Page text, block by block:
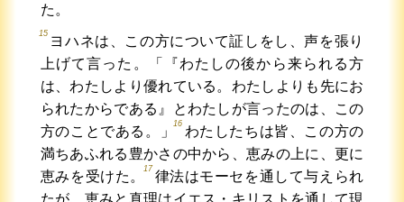
た。
15
ヨハネは、この方について証しをし、声を張り
上げて言った。「『わたしの後から来られる方
は、わたしより優れている。わたしよりも先にお
られたからである』とわたしが言ったのは、この
方のことである。」
16
わたしたちは皆、この方の
満ちあふれる豊かさの中から、恵みの上に、更に
恵みを受けた。
17
律法はモーセを通して与えられ
たが、恵みと真理はイエス・キリストを通して現